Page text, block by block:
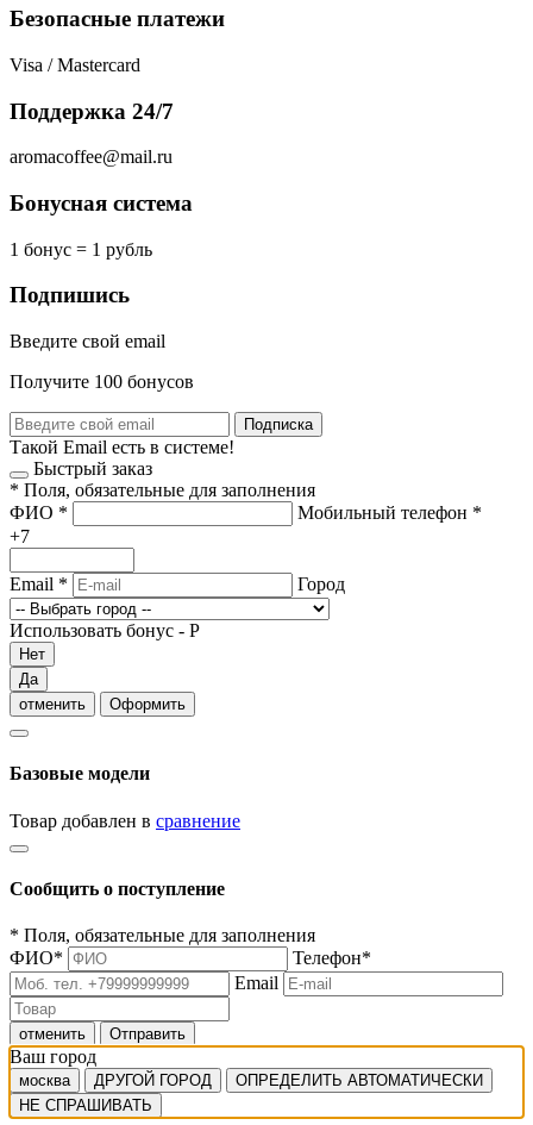
Безопасные платежи
Visa / Mastercard
Поддержка 24/7
aromacoffee@mail.ru
Бонусная система
1 бонус = 1 рубль
Подпишись
Введите свой email
Получите 100 бонусов
Подписка
Такой Email есть в системе!
Быстрый заказ
* Поля, обязательные для заполнения
ФИО * Мобильный телефон *
+7
Email * Город
Использовать бонус - Р
Нет
Да
отменить
Оформить
Базовые модели
Товар добавлен в сравнение
Сообщить о поступление
* Поля, обязательные для заполнения
ФИО* Телефон*
Email
отменить Отправить
Ваш город
москва ДРУГОЙ ГОРОД
ОПРЕДЕЛИТЬ АВТОМАТИЧЕСКИ
НЕ СПРАШИВАТЬ